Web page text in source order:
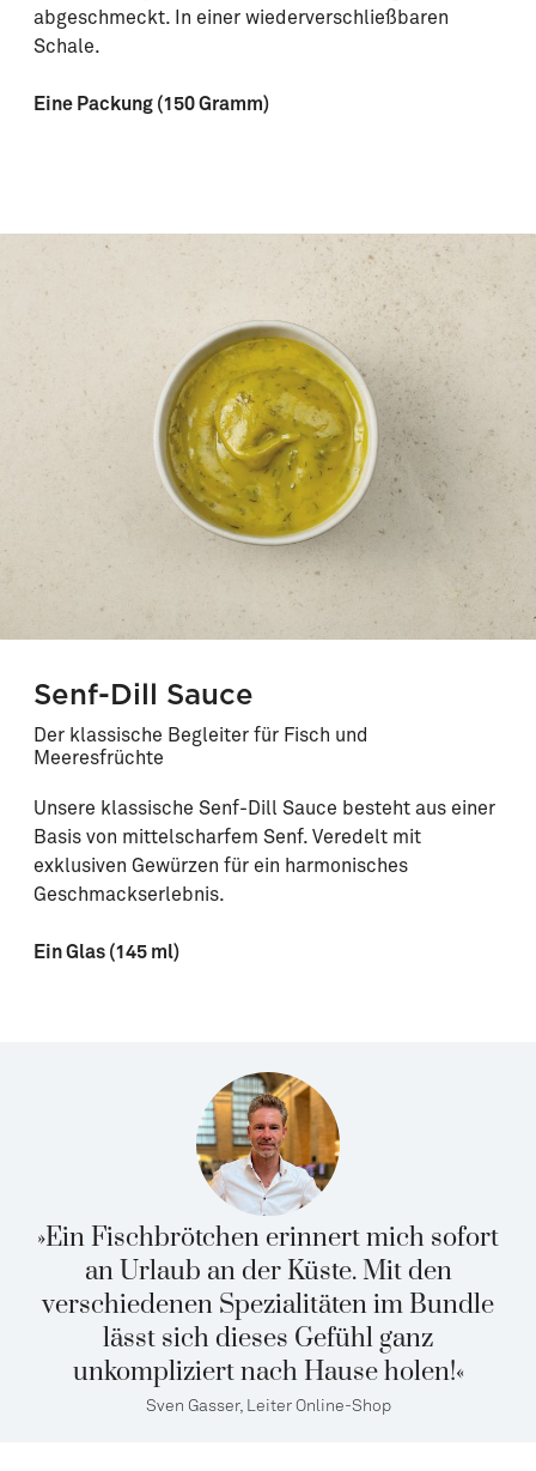
abgeschmeckt. In einer wiederverschließbaren
Schale.
Eine Packung (150 Gramm)
Senf-Dill Sauce
Der klassische Begleiter für Fisch und
Meeresfrüchte
Unsere klassische Senf-Dill Sauce besteht aus einer
Basis von mittelscharfem Senf. Veredelt mit
exklusiven Gewürzen für ein harmonisches
Geschmackserlebnis.
Ein Glas (145 ml)
»Ein Fischbrötchen erinnert mich sofort
an Urlaub an der Küste. Mit den
verschiedenen Spezialitäten im Bundle
lässt sich dieses Gefühl ganz
unkompliziert nach Hause holen!«
Sven Gasser, Leiter Online-Shop